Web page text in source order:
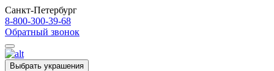
Санкт-Петербург
8-800-300-39-68
Обратный звонок
Выбрать украшения